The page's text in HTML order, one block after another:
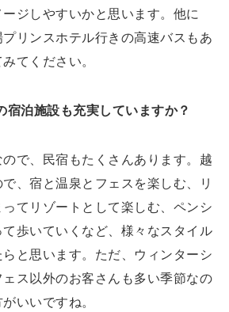
ジしやすいかと思います。他に
リンスホテル行きの高速バスもあ
てください。
宿泊施設も充実していますか？
で、民宿もたくさんあります。越
、宿と温泉とフェスを楽しむ、リ
てリゾートとして楽しむ、ペンシ
歩いていくなど、様々なスタイル
と思います。ただ、ウィンターシ
ス以外のお客さんも多い季節なの
いいですね。